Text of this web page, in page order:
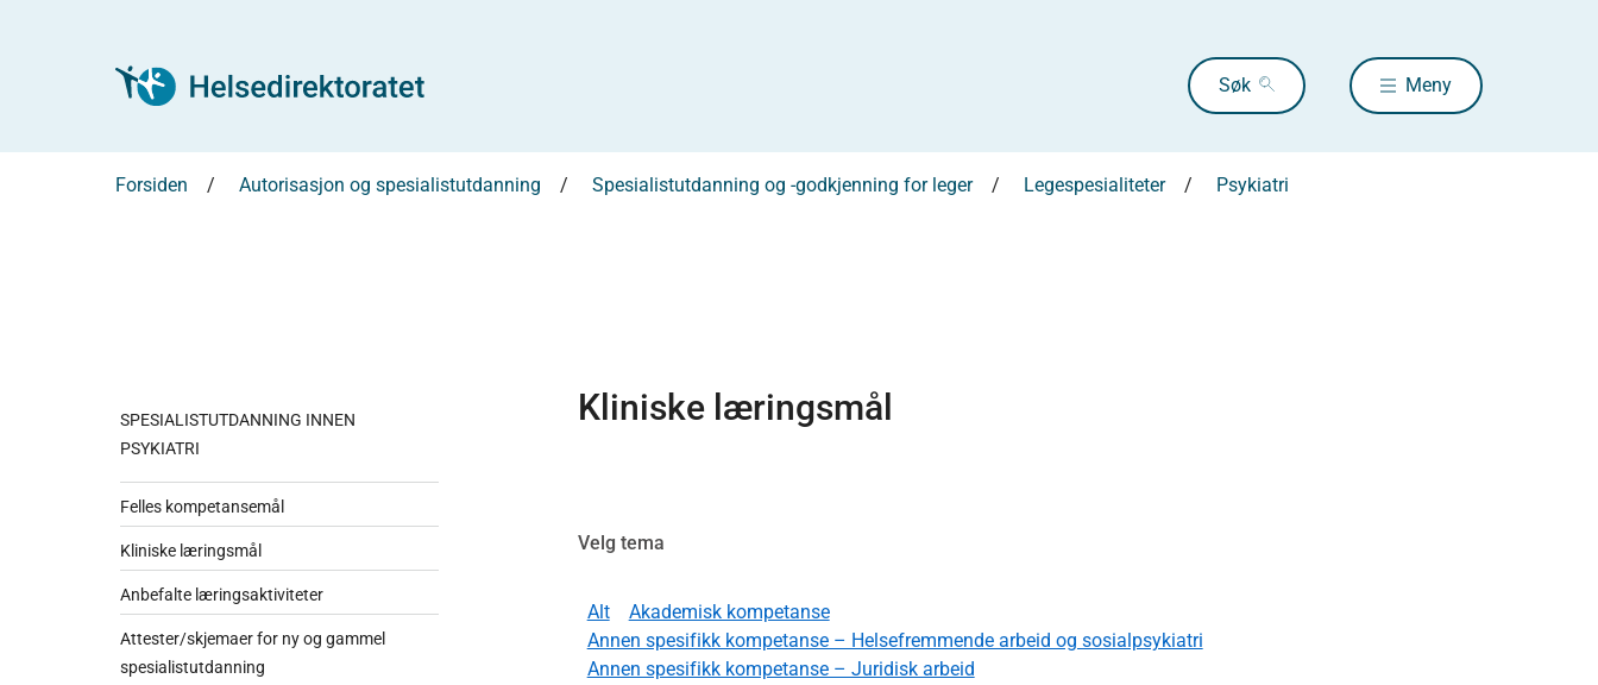
Søk Meny
Forsiden Autorisasjon og spesialistutdanning Spesialistutdanning og -godkjenning for leger Legespesialiteter Psykiatri
SPESIALISTUTDANNING INNEN
PSYKIATRI
Felles kompetansemål
Kliniske læringsmål
Anbefalte læringsaktiviteter
Attester/skjemaer for ny og gammel
spesialistutdanning
Kliniske læringsmål
Velg tema
Alt
Akademisk kompetanse
Annen spesifikk kompetanse – Helsefremmende arbeid og sosialpsykiatri
Annen spesifikk kompetanse – Juridisk arbeid